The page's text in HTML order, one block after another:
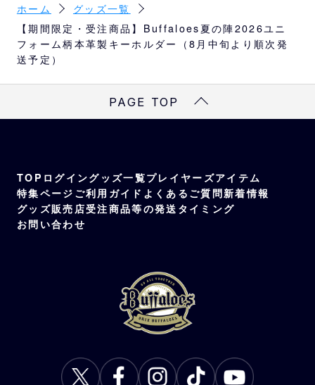
ホーム
グッズ一覧
【期間限定・受注商品】Buffaloes夏の陣2026ユニ
フォーム柄本革製キーホルダー（8月中旬より順次発
送予定）
PAGE TOP
TOP ログイングッズ一覧プレイヤーズアイテム
特集ページ ご利用ガイド よくあるご質問新着情報
グッズ販売店受注商品等の発送タイミング
お問い合わせ